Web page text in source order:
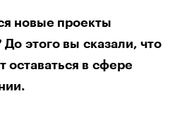
новые проекты
До этого вы сказали, что
оставаться в сфере